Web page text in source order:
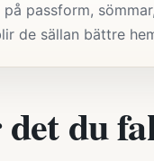
passform,
de sällan bättre
det du